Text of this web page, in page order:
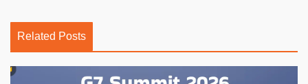
Related Posts